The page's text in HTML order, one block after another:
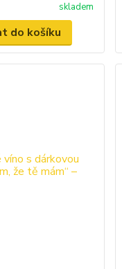
skladem
do košíku